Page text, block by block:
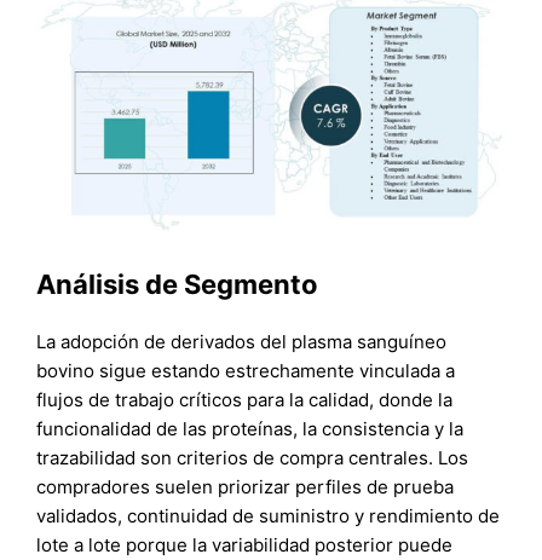
Análisis de Segmento
La adopción de derivados del plasma sanguíneo
bovino sigue estando estrechamente vinculada a
flujos de trabajo críticos para la calidad, donde la
funcionalidad de las proteínas, la consistencia y la
trazabilidad son criterios de compra centrales. Los
compradores suelen priorizar perfiles de prueba
validados, continuidad de suministro y rendimiento de
lote a lote porque la variabilidad posterior puede